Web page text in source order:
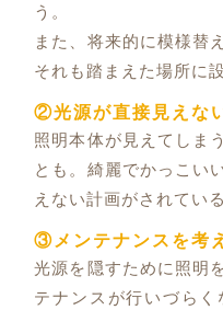
う。
また、将来的に模様替
それも踏まえた場所に
②光源が直接見えな
照明本体が見えてしま
とも。綺麗でかっこい
えない計画がされてい
③メンテナンスを考
光源を隠すために照明
テナンスが行いづら